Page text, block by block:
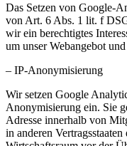
Das Setzen von Google-
von Art. 6 Abs. 1 lit. f
wir ein berechtigtes
um unser Webangebot
– IP-Anonymisierung
Wir setzen Google
Anonymisierung ein. Sie
Adresse innerhalb von
in anderen